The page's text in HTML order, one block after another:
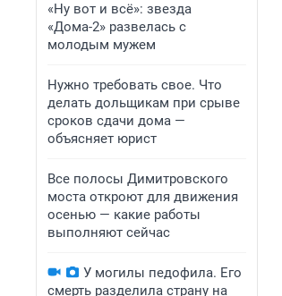
«Ну вот и всё»: звезда
«Дома-2» развелась с
молодым мужем
Нужно требовать свое. Что
делать дольщикам при срыве
сроков сдачи дома —
объясняет юрист
Все полосы Димитровского
моста откроют для движения
осенью — какие работы
выполняют сейчас
У могилы педофила. Его
смерть разделила страну на